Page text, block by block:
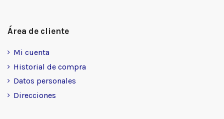
Área de cliente
Mi cuenta
Historial de compra
Datos personales
Direcciones